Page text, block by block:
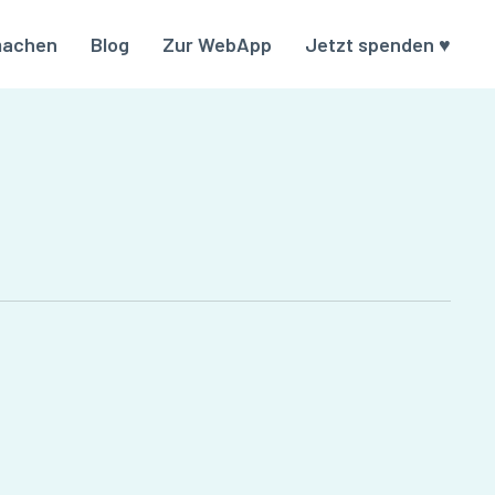
Blog Zur WebApp Jetzt spenden ♥